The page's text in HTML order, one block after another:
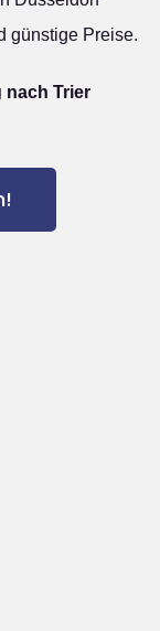
günstige Preise.
Trier